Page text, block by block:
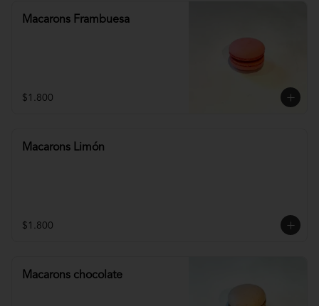
Macarons Frambuesa
$1.800
Macarons Limón
$1.800
Macarons chocolate